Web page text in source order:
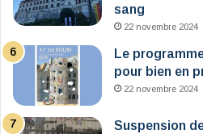
sang
22 novembre 2024
Le
pour bien en
22 novembre 2024
Suspension